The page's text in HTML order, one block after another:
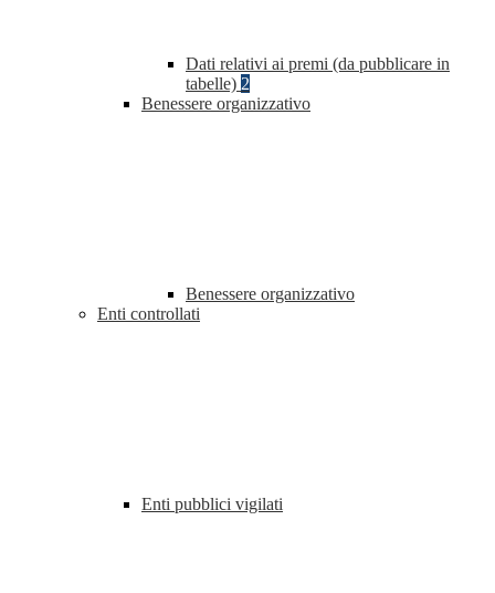
Dati relativi ai premi (da pubblicare in
tabelle) 2
Benessere organizzativo
Benessere organizzativo
Enti controllati
Enti pubblici vigilati